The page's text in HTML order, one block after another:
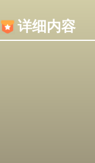
详细内容